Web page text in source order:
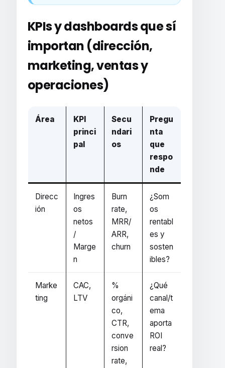
KPIs y dashboards que sí
importan (dirección,
marketing, ventas y
operaciones)
Área
KPI
princi
pal
Secu
ndari
os
Pregu
nta
que
respo
nde
Direcc
ión
Ingres
os
netos
/
Marge
n
Burn
rate,
MRR/
ARR,
churn
¿Som
os
rentabl
es y
sosten
ibles?
Marke
ting
CAC,
LTV
%
orgáni
co,
CTR,
conve
rsion
rate,
¿Qué
canal/t
ema
aporta
ROI
real?